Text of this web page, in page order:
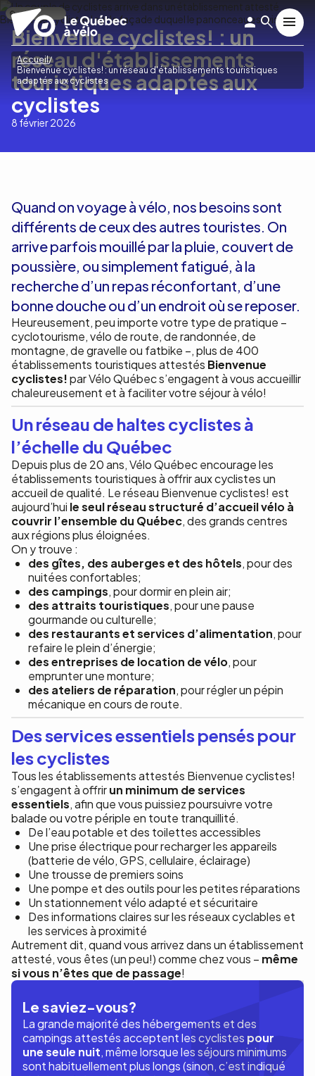
Aller
au
contenu
principal
Fil
d'Ariane
Accueil
Bienvenue cyclistes! : un réseau d'établissements touristiques
adaptés aux cyclistes
Nicolas Bourdeau
Bienvenue cyclistes! : un
réseau d'établissements
touristiques adaptés aux
cyclistes
8 février 2026
Quand on voyage à vélo, nos besoins sont
différents de ceux des autres touristes. On
arrive parfois mouillé par la pluie, couvert de
poussière, ou simplement fatigué, à la
recherche d’un repas réconfortant, d’une
bonne douche ou d’un endroit où se reposer.
Heureusement, peu importe votre type de pratique –
cyclotourisme, vélo de route, de randonnée, de
montagne, de gravelle ou fatbike –, plus de 400
établissements touristiques attestés Bienvenue
cyclistes!par Vélo Québec s’engagent à vous accueillir
chaleureusement et à faciliter votre séjour à vélo!
Un réseau de haltes cyclistes à
l’échelle du Québec
Depuis plus de 20 ans, Vélo Québec encourage les
établissements touristiques à offrir aux cyclistes un
accueil de qualité. Le réseau Bienvenue cyclistes! est
aujourd’hui le seul réseau structuré d’accueil vélo à
couvrir l’ensemble du Québec, des grands centres
aux régions plus éloignées.
On y trouve :
des gîtes, des auberges et des hôtels, pour des
nuitées confortables;
des campings, pour dormir en plein air;
des attraits touristiques, pour une pause
gourmande ou culturelle;
des restaurants et services d’alimentation, pour
refaire le plein d’énergie;
des entreprises de location de vélo, pour
emprunter une monture;
des ateliers de réparation, pour régler un pépin
mécanique en cours de route.
Des services essentiels pensés pour
les cyclistes
Tous les établissements attestés Bienvenue cyclistes!
s’engagent à offrirun minimum de services
essentiels, afin que vous puissiez poursuivre votre
balade ou votre périple en toute tranquillité.
De l’eau potable et des toilettes accessibles
Une prise électrique pour recharger les appareils
(batterie de vélo, GPS, cellulaire, éclairage)
Une trousse de premiers soins
Une pompe et des outils pour les petites réparations
Un stationnement vélo adapté et sécuritaire
Des informations claires sur les réseaux cyclables et
les services à proximité
Autrement dit, quand vous arrivez dans un établissement
attesté, vous êtes (un peu!) comme chez vous – même
si vous n’êtes que de passage!
Le saviez-vous?
La grande majorité des hébergements et des
campings attestés acceptent les cyclistes pour
une seule nuit, même lorsque les séjours minimums
sont habituellement plus longs (sinon, c’est indiqué